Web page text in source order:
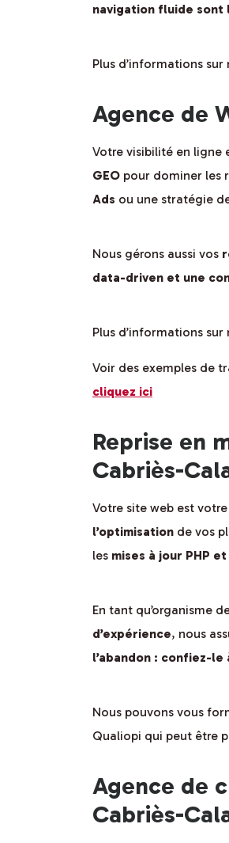
navigation fluide sont
Plus d’informations
Agence de
Votre visibilité en ligne
GEO pour dominer les
Ads ou une stratégie
Nous gérons aussi vos
data-driven et une
Plus d’informations
Voir des exemples de
cliquez ici
Reprise en
Cabriès-
Votre site web est
l’optimisation de vos
les mises à jour PHP et
En tant qu’organisme
d’expérience, nous
l’abandon : confiez-
Nous pouvons vous
Qualiopi qui peut être
Agence de
Cabriès-